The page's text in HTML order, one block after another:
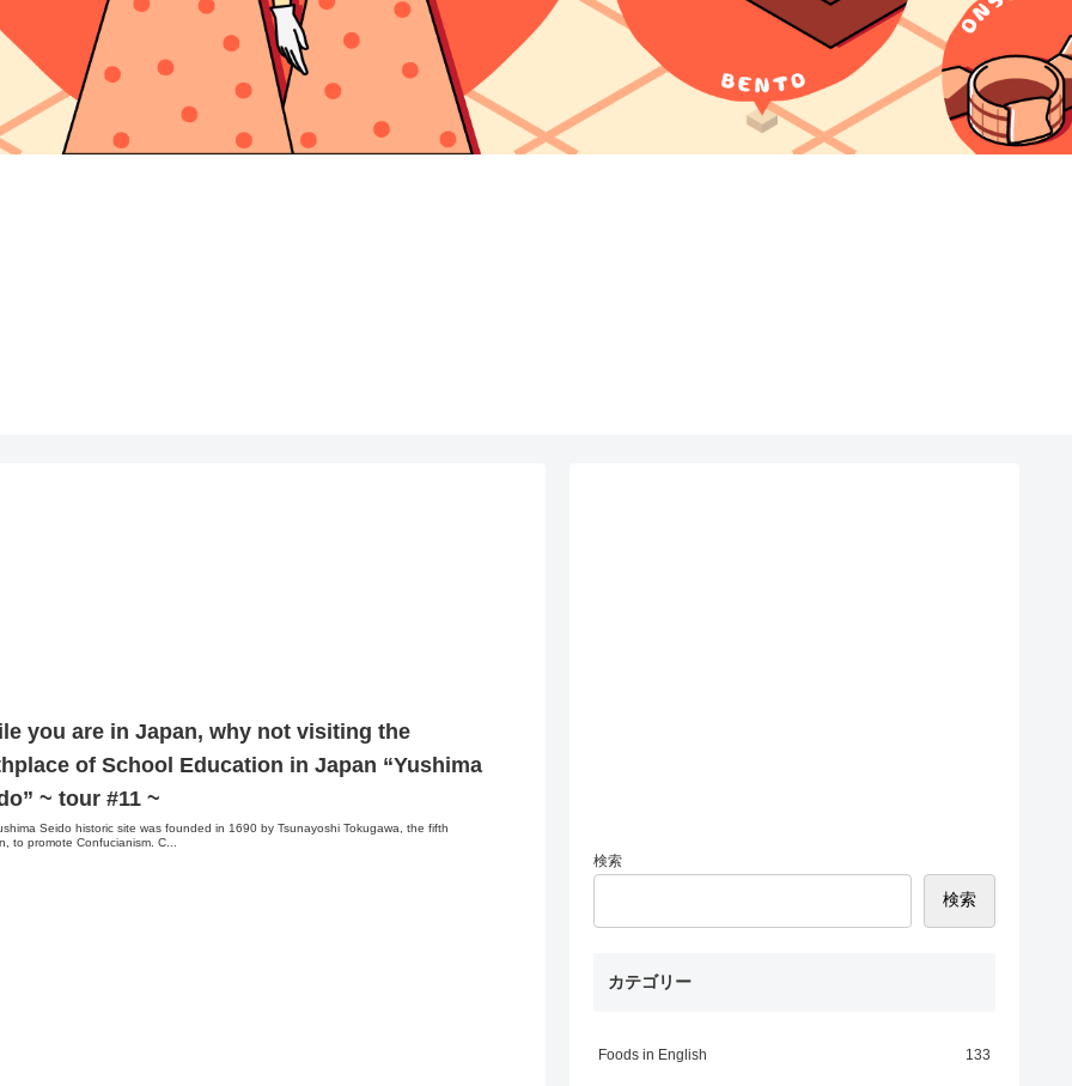
you are in Japan, why not visiting the
of School Education in Japan “Yushima
~ tour #11 ~
Seido historic site was founded in 1690 by Tsunayoshi Tokugawa, the fifth
to promote Confucianism. C...
検索
検索
カテゴリー
Foods in English 133